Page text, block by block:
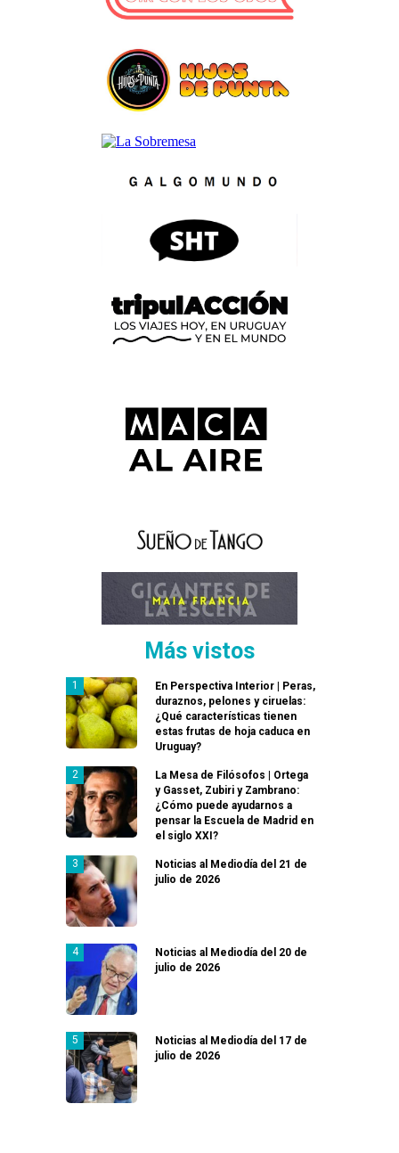
Más vistos
En Perspectiva Interior | Peras,
duraznos, pelones y ciruelas:
¿Qué características tienen
estas frutas de hoja caduca en
Uruguay?
La Mesa de Filósofos | Ortega
y Gasset, Zubiri y Zambrano:
¿Cómo puede ayudarnos a
pensar la Escuela de Madrid en
el siglo XXI?
Noticias al Mediodía del 21 de
julio de 2026
Noticias al Mediodía del 20 de
julio de 2026
Noticias al Mediodía del 17 de
julio de 2026